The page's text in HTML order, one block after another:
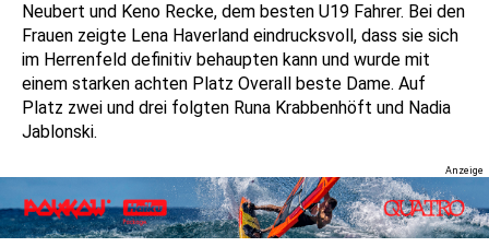
Neubert und Keno Recke, dem besten U19 Fahrer. Bei den
Frauen zeigte Lena Haverland eindrucksvoll, dass sie sich
im Herrenfeld definitiv behaupten kann und wurde mit
einem starken achten Platz Overall beste Dame. Auf
Platz zwei und drei folgten Runa Krabbenhöft und Nadia
Jablonski.